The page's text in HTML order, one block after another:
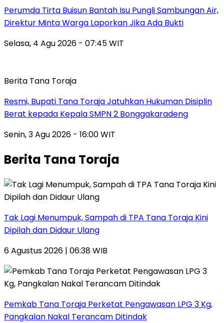
Perumda Tirta Buisun Bantah Isu Pungli Sambungan Air,
Direktur Minta Warga Laporkan Jika Ada Bukti
Selasa, 4 Agu 2026 - 07:45 WIT
Berita Tana Toraja
Resmi, Bupati Tana Toraja Jatuhkan Hukuman Disiplin
Berat kepada Kepala SMPN 2 Bonggakaradeng
Senin, 3 Agu 2026 - 16:00 WIT
Berita Tana Toraja
Tak Lagi Menumpuk, Sampah di TPA Tana Toraja Kini
Dipilah dan Didaur Ulang
6 Agustus 2026 | 06:38 WIB
Pemkab Tana Toraja Perketat Pengawasan LPG 3 Kg,
Pangkalan Nakal Terancam Ditindak